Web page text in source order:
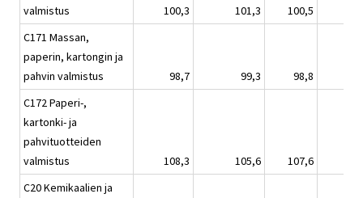
valmistus
100,3 101,3
100,5
C171 Massan,
paperin, kartongin ja
pahvin valmistus
98,7 99,3
98,8
C172 Paperi-,
kartonki- ja
pahvituotteiden
valmistus
108,3 105,6
107,6
C20 Kemikaalien ja